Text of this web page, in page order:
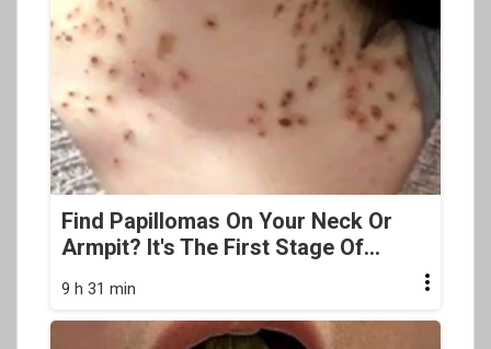
Find Papillomas On Your Neck Or
Armpit? It's The First Stage Of...
9 h 31 min